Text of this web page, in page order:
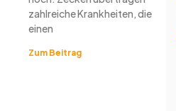
zahlreiche Krankheiten, die
einen
Zum Beitrag